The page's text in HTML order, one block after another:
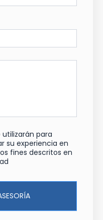
utilizarán para
su experiencia en
fines descritos en